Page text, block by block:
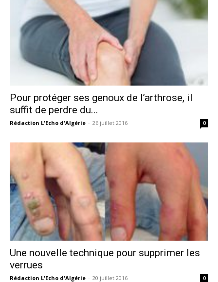
Pour protéger ses genoux de l’arthrose, il
suffit de perdre du...
Rédaction L'Echo d'Algérie - 26 juillet 2016 0
Une nouvelle technique pour supprimer les
verrues
Rédaction L'Echo d'Algérie - 20 juillet 2016 0